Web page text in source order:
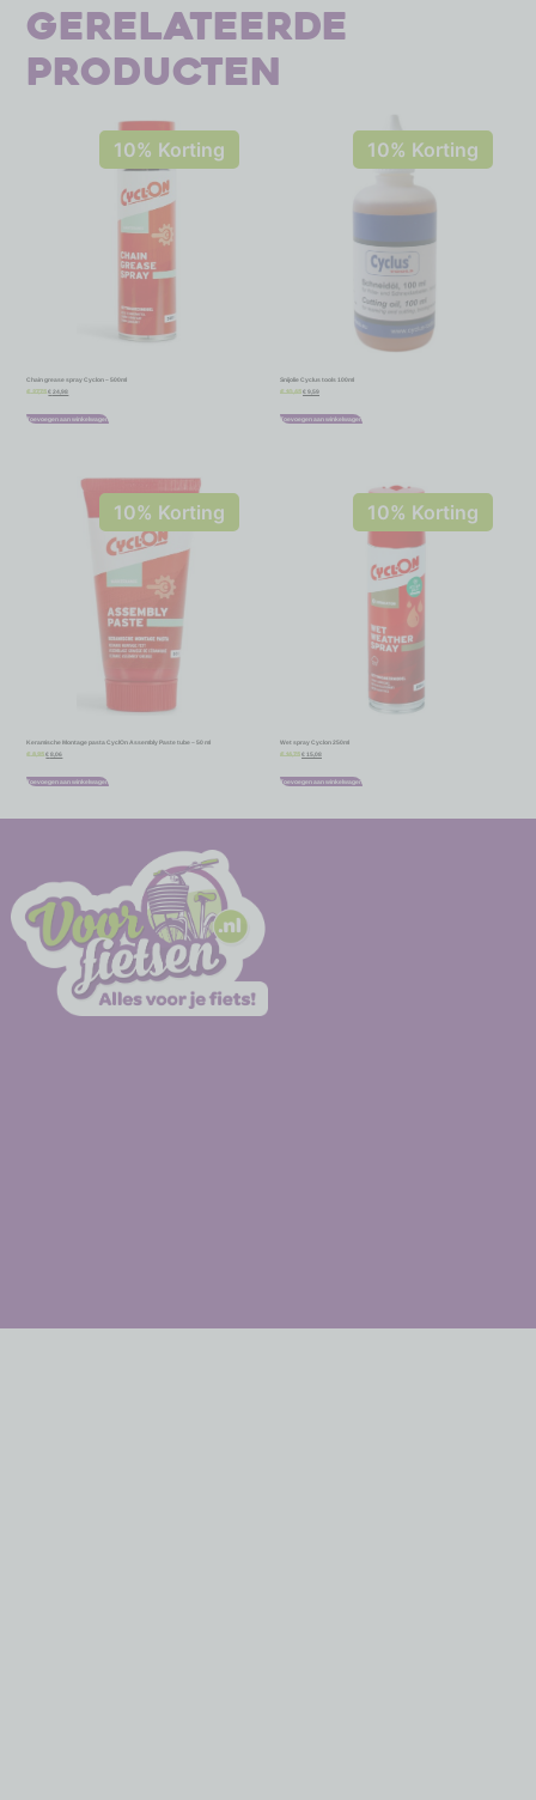
Gerelateerde
producten
10% Korting
Chain grease spray Cyclon – 500ml
€ 27,75 € 24,98
Toevoegen aan winkelwagen
10% Korting
Snijolie Cyclus tools 100ml
€ 10,65 € 9,59
Toevoegen aan winkelwagen
10% Korting
Keramische Montage pasta CyclOn Assembly Paste tube – 50 ml
€ € 8,06
Toevoegen aan winkelwagen
10% Korting
Wet spray Cyclon 250ml
€ 16,75 € 15,08
Toevoegen aan winkelwagen